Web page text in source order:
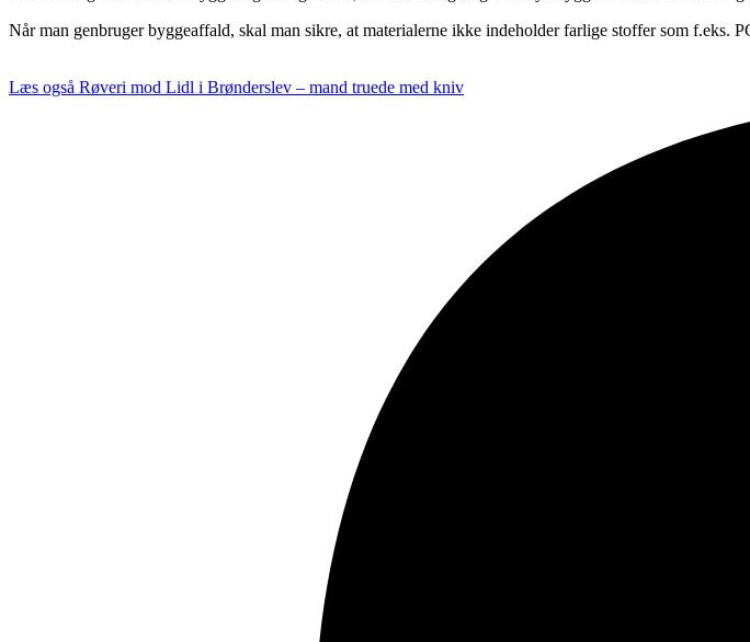
Når man genbruger byggeaffald, skal man sikre, at materialerne ikke indeholder farlige stoffer som f.eks.
Læs også Røveri mod Lidl i Brønderslev – mand truede med kniv